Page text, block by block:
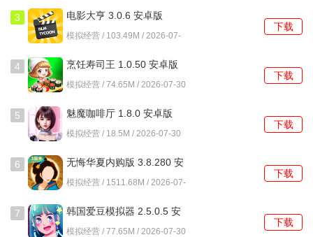
3 电影大亨 3.0.6 安卓版
模拟经营 / 103.49M / 2026-07-
下载
4 烹饪寿司王 1.0.50 安卓版
模拟经营 / 74.65M / 2026-07-30
下载
5 魅魔咖啡厅 1.8.0 安卓版
模拟经营 / 18.5M / 2026-07-30
下载
6
无悔华夏内购版 3.8.280 安
卓版
模拟经营 / 1511.68M / 2026-07-
下载
7
韩国爱豆模拟器 2.5.0.5 安
卓版
模拟经营 / 77.65M / 2026-07-30
下载